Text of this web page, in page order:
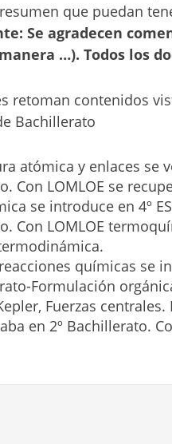
que puedan
Se agradecen
…). Todos los
retoman contenidos
Bachillerato
atómica y enlaces se
Con LOMLOE se
se introduce en 4º
Con LOMLOE
químicas se
Formulación
Fuerzas
en 2º Bachillerato.